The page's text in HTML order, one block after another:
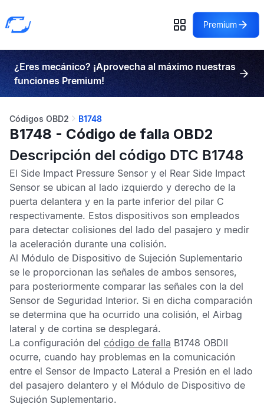
Premium
¿Eres mecánico? ¡Aprovecha al máximo nuestras
funciones Premium!
Códigos OBD2 B1748
B1748 - Código de falla OBD2
Descripción del código DTC B1748
El Side Impact Pressure Sensor y el Rear Side Impact
Sensor se ubican al lado izquierdo y derecho de la
puerta delantera y en la parte inferior del pilar C
respectivamente. Estos dispositivos son empleados
para detectar colisiones del lado del pasajero y medir
la aceleración durante una colisión.
Al Módulo de Dispositivo de Sujeción Suplementario
se le proporcionan las señales de ambos sensores,
para posteriormente comparar las señales con la del
Sensor de Seguridad Interior. Si en dicha comparación
se determina que ha ocurrido una colisión, el Airbag
lateral y de cortina se desplegará.
La configuración del código de falla B1748 OBDII
ocurre, cuando hay problemas en la comunicación
entre el Sensor de Impacto Lateral a Presión en el lado
del pasajero delantero y el Módulo de Dispositivo de
Sujeción Suplementario.